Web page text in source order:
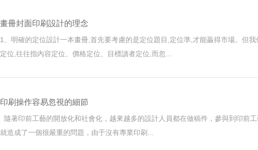
畫冊封面印刷設計的理念
1、明確的定位設計一本畫冊,首先要考慮的是定位題目,定位準,才能贏得市場。但
定位,往往指內容定位、價格定位、目標讀者定位,而忽...
印刷操作容易忽視的細節
隨著印前工藝的開放化和社會化，越來越多的設計人員都在做稿件，參與到印前工藝
就造成了一個很嚴重的問題，由于沒有專業印刷...